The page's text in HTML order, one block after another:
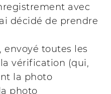
avec
décidé de prendre
envoyé toutes les
vérification (qui,
la photo
photo